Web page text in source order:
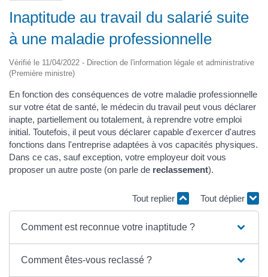
Inaptitude au travail du salarié suite
à une maladie professionnelle
Vérifié le 11/04/2022 - Direction de l'information légale et administrative
(Première ministre)
En fonction des conséquences de votre maladie professionnelle
sur votre état de santé, le médecin du travail peut vous déclarer
inapte, partiellement ou totalement, à reprendre votre emploi
initial. Toutefois, il peut vous déclarer capable d'exercer d'autres
fonctions dans l'entreprise adaptées à vos capacités physiques.
Dans ce cas, sauf exception, votre employeur doit vous
proposer un autre poste (on parle de reclassement).
Tout replier Tout déplier
Comment est reconnue votre inaptitude ?
Comment êtes-vous reclassé ?